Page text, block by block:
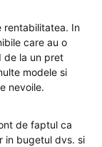
rentabilitatea. In
care au o
de la un pret
modele si
nevoile.
de faptul ca
in bugetul dvs. si